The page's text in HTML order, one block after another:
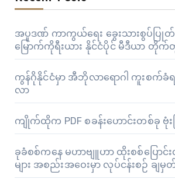
အပူဒဏ် ကာကွယ်ရေး ခွေးသားစွပ်ပြု
မြောက်ကိုရီးယား နိုင်ငံပိုင် မီဒီယာ တိုက်
ကွန်ဂိုနိုင်ငံမှာ အီဘိုလာရောဂါ ကူးစက်ခံ
လာ
ကျိုက်ထိုက PDF စခန်းဟောင်းတစ်ခု ဗုံး
ခုခံစစ်ကနေ မဟာဗျူဟာ ထိုးစစ်ပြောင်
များ အစည်းအဝေးမှာ လုပ်ငန်းစဉ် ချမှ